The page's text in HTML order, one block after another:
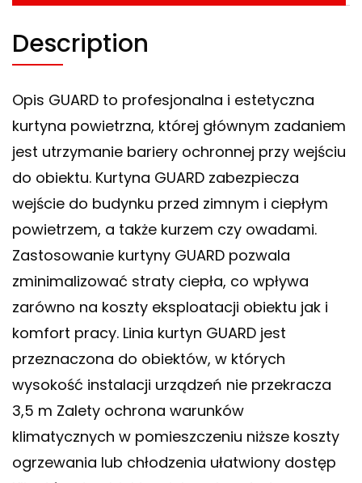
Description
Opis GUARD to profesjonalna i estetyczna
kurtyna powietrzna, której głównym zadaniem
jest utrzymanie bariery ochronnej przy wejściu
do obiektu. Kurtyna GUARD zabezpiecza
wejście do budynku przed zimnym i ciepłym
powietrzem, a także kurzem czy owadami.
Zastosowanie kurtyny GUARD pozwala
zminimalizować straty ciepła, co wpływa
zarówno na koszty eksploatacji obiektu jak i
komfort pracy. Linia kurtyn GUARD jest
przeznaczona do obiektów, w których
wysokość instalacji urządzeń nie przekracza
3,5 m Zalety ochrona warunków
klimatycznych w pomieszczeniu niższe koszty
ogrzewania lub chłodzenia ułatwiony dostęp